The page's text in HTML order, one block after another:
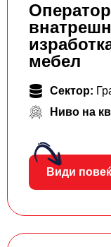
мебел
Сектор:
Ниво на
Види